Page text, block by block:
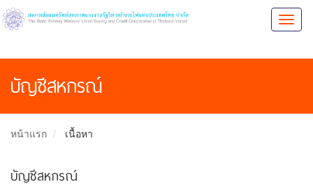
บัญชีสหกรณ์
หน้าแรก เนื้อหา
บัญชีสหกรณ์